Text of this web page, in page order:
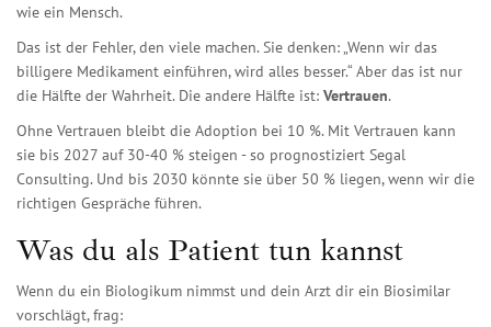
wie ein Mensch.
Das ist der Fehler, den viele machen. Sie denken: „Wenn wir das
billigere Medikament einführen, wird alles besser.“ Aber das ist nur
die Hälfte der Wahrheit. Die andere Hälfte ist: Vertrauen.
Ohne Vertrauen bleibt die Adoption bei 10 %. Mit Vertrauen kann
sie bis 2027 auf 30-40 % steigen - so prognostiziert Segal
Consulting. Und bis 2030 könnte sie über 50 % liegen, wenn wir die
richtigen Gespräche führen.
Was du als Patient tun kannst
Wenn du ein Biologikum nimmst und dein Arzt dir ein Biosimilar
vorschlägt, frag: